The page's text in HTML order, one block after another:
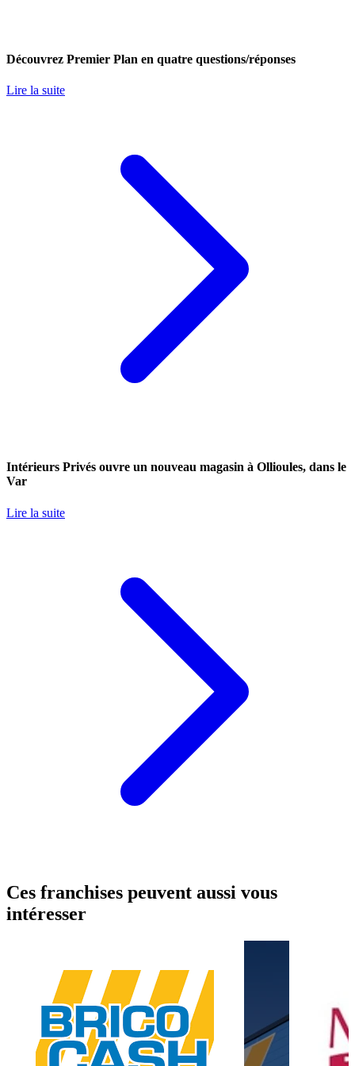
Découvrez Premier Plan en quatre questions/réponses
Lire la suite
Intérieurs Privés ouvre un nouveau magasin à Ollioules, dans le
Var
Lire la suite
Ces franchises peuvent aussi vous
intéresser